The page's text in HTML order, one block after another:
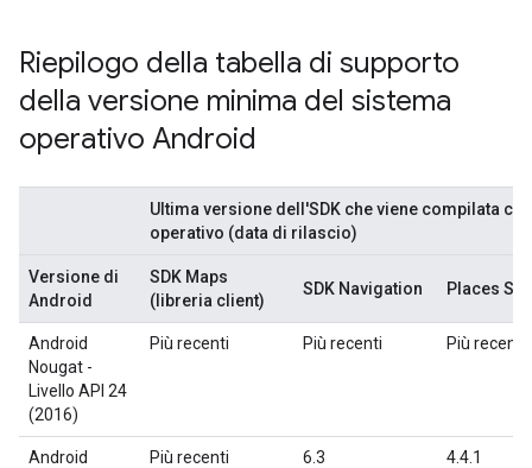
Riepilogo della tabella di supporto
della versione minima del sistema
operativo Android
Ultima versione dell'SDK che viene compilata
operativo (data di rilascio)
Versione di
Android
SDK Maps
(libreria client)
SDK Navigation Places
Android
Nougat -
Livello API 24
(2016)
Più recenti Più recenti Più recenti
Android
Più recenti
6.3
4.4.1